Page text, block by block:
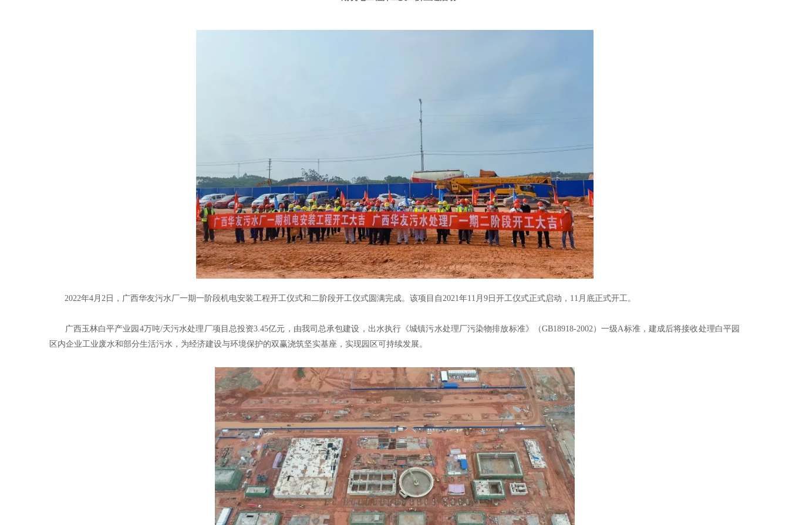
2022年4月2日，广西华友污水厂一期一阶段机电安装工程开工仪式和二阶段开工仪式圆满完成。该项目自2021年11月9日开工仪式正式启动，11月底正式开工。
广西玉林白平产业园4万吨/天污水处理厂项目总投资3.45亿元，由我司总承包建设，出水执行《城镇污水处理厂污染物排放标准》（GB18918-2002）一级A标准，建成后将接收处理白平园
区内企业工业废水和部分生活污水，为经济建设与环境保护的双赢浇筑坚实基座，实现园区可持续发展。